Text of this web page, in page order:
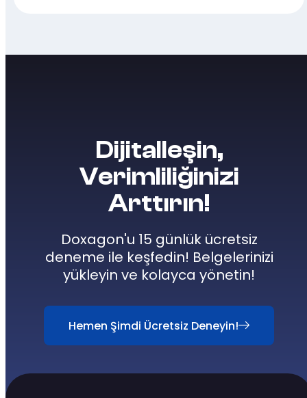
Dijitalleşin,
Verimliliğinizi
Arttırın!
Doxagon'u 15 günlük ücretsiz
deneme ile keşfedin! Belgelerinizi
yükleyin ve kolayca yönetin!
Hemen Şimdi Ücretsiz Deneyin!